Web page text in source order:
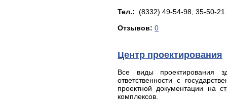
Тел.: (8332) 49-54-98, 35-50-21
Отзывов: 0
Центр проектирования
Все виды
ответственности с
проектной документации на
комплексов.